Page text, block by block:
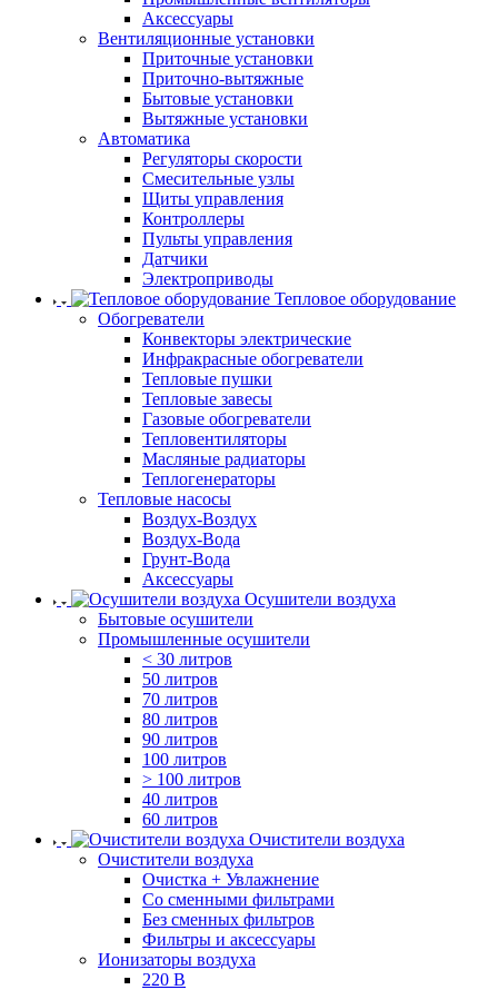
Аксессуары
Вентиляционные установки
Приточные установки
Приточно-вытяжные
Бытовые установки
Вытяжные установки
Автоматика
Регуляторы скорости
Смесительные узлы
Щиты управления
Контроллеры
Пульты управления
Датчики
Электроприводы
Тепловое оборудование
Обогреватели
Конвекторы электрические
Инфракрасные обогреватели
Тепловые пушки
Тепловые завесы
Газовые обогреватели
Тепловентиляторы
Масляные радиаторы
Теплогенераторы
Тепловые насосы
Воздух-Воздух
Воздух-Вода
Грунт-Вода
Аксессуары
Осушители воздуха
Бытовые осушители
Промышленные осушители
< 30 литров
50 литров
70 литров
80 литров
90 литров
100 литров
> 100 литров
40 литров
60 литров
Очистители воздуха
Очистители воздуха
Очистка + Увлажнение
Cо сменными фильтрами
Без сменных фильтров
Фильтры и аксессуары
Ионизаторы воздуха
220 В